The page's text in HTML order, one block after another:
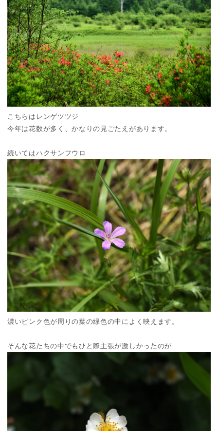
こちらはレンゲツツジ
今年は花数が多く、かなりの見ごたえがあります。
続いてはハクサンフウロ
濃いピンク色が周りの葉の緑色の中によく映えます。
そんな花たちの中でもひと際主張が激しかったのが…